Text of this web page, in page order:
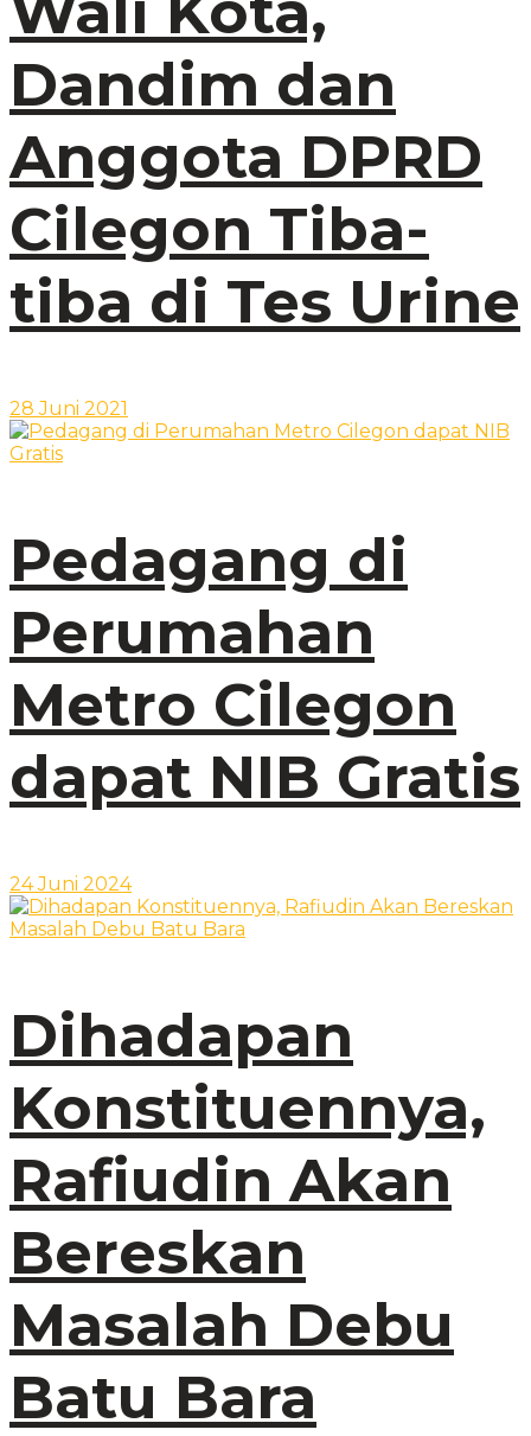
Dandim dan
Anggota DPRD
Cilegon Tiba-
tiba di Tes Urine
28 Juni 2021
Pedagang di
Perumahan
Metro Cilegon
dapat NIB Gratis
24 Juni 2024
Dihadapan
Konstituennya,
Rafiudin Akan
Bereskan
Masalah Debu
Batu Bara